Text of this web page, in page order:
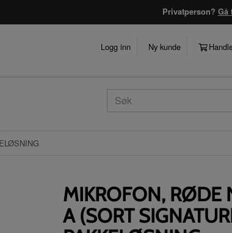
Privatperson? Gå
Logg inn Ny kunde
MIKROFON, RØDE
A (SORT